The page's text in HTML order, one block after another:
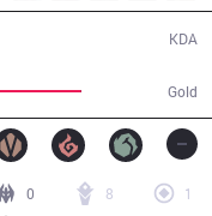
Gold
KDA
0 8
1